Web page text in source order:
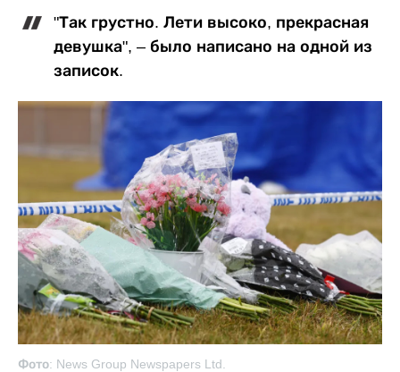
"Так грустно. Лети высоко, прекрасная
девушка", – было написано на одной из
записок.
Фото: News Group Newspapers Ltd.